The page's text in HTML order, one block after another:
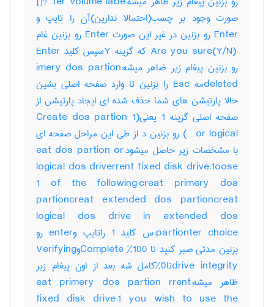
صورت وجود بر چسب(احتمالا ندارین)آن را تایپ و
Enter رو بزنین در غیر این صورت Enter رو بزنین غام
:Are you sure(Y/N) که گزینه Yسپس کلید Enter
رو بزنین پیغام زیر ضاهر میشه:imery dos partion
deletedمه Esc را بزنین تا وارد صفحه اصلی بشین
حالا پارتیشن های شما حذف شده ای ایجاد پارتیشن از
صفحه اصلی گزینه 1 یعنی(1 Create dos partion
or logical… ) رو بزنین د از طی این مراحل صفحه ای
با مشخصات زیر حاصل میشود:eat dos partion or
logical dos driverrent fixed disk drive:1oose
1 of the following:creat primery dos
partioncreat extended dos partioncreat
logical dos drive in extended dos
partionter choice:س کلید 1 راتایپ وenter رو
بزنین مدتی صبر کنید تا 100% CompleteوVerifying
drive integrityتا0%کامل شه بعد از اون پیغام زیر
ظاهر میشه:eat primery dos partion rrent
fixed disk drive:1 you wish to use the